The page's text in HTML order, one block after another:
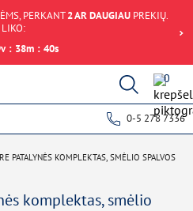
PERKANT2 AR DAUGIAUPREKIŲ.
LIKO:
v : 38m : 40s
0
0-5 278 7336
PATALYNĖS KOMPLEKTAS, SMĖLIO SPALVOS
komplektas, smėlio